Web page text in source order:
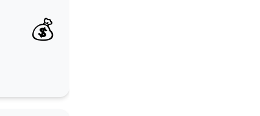
💰